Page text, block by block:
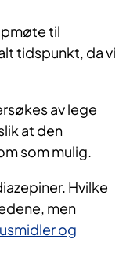
til
tidspunkt, da vi
av lege
at den
som mulig.
Hvilke
men
og